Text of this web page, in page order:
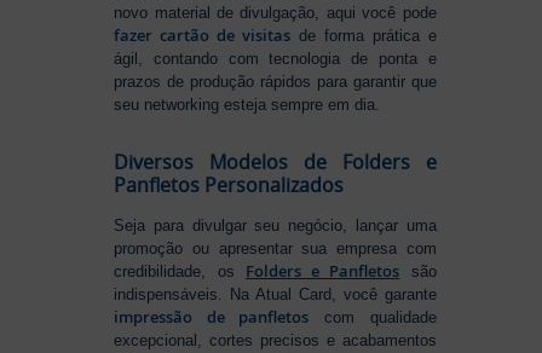
novo material de divulgação, aqui você pode
fazer cartão de visitas de forma prática e
ágil, contando com tecnologia de ponta e
prazos de produção rápidos para garantir que
seu networking esteja sempre em dia.
Diversos Modelos de Folders e
Panfletos Personalizados
Seja para divulgar seu negócio, lançar uma
promoção ou apresentar sua empresa com
credibilidade, os Folders e Panfletos são
indispensáveis. Na Atual Card, você garante
impressão de panfletos com qualidade
excepcional, cortes precisos e acabamentos